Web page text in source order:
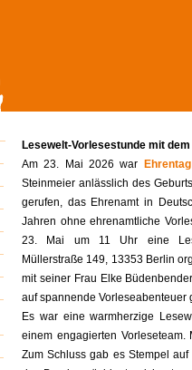
Lesewelt-Vorlesestunde mit
Am 23. Mai 2026 war
Ehrentag
Steinmeier anlässlich des
gerufen, das Ehrenamt in
Jahren ohne ehrenamtliche
23. Mai um 11 Uhr eine
Müllerstraße 149, 13353 Berlin
mit seiner Frau Elke
auf spannende Vorleseabenteuer
Es war eine warmherzige
einem engagierten
Zum Schluss gab es Stempel